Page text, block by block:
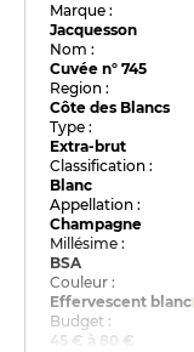
Marque :
Jacquesson
Nom :
Cuvée n° 745
Region :
Côte des Blancs
Type :
Extra-brut
Classification :
Blanc
Appellation :
Champagne
Millésime :
BSA
Couleur :
Effervescent blanc
Budget :
45 € à 80 €